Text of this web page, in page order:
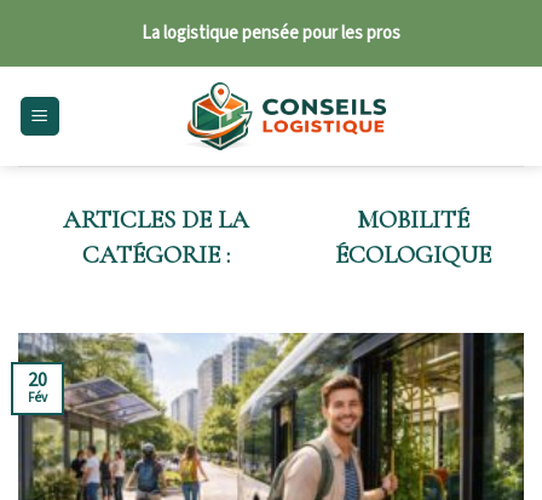
content
La logistique pensée pour les pros
MOBILITÉ
ÉCOLOGIQUE
20
Fév